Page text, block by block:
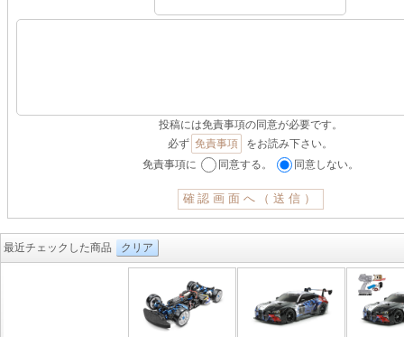
投稿には免責事項の同意が必要です。
必ず 免責事項
をお読み下さい。
免責事項に
同意する。 同意しない。
最近チェックした商品 クリア